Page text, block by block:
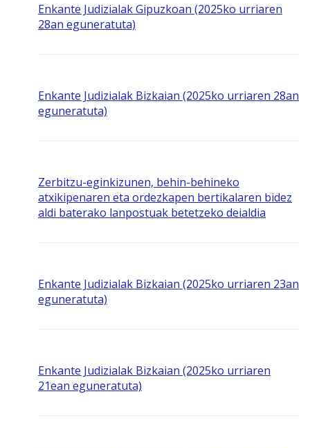
Enkante Judizialak Gipuzkoan (2025ko urriaren
28an eguneratuta)
Enkante Judizialak Bizkaian (2025ko urriaren 28an
eguneratuta)
Zerbitzu-eginkizunen, behin-behineko
atxikipenaren eta ordezkapen bertikalaren bidez
aldi baterako lanpostuak betetzeko deialdia
Enkante Judizialak Bizkaian (2025ko urriaren 23an
eguneratuta)
Enkante Judizialak Bizkaian (2025ko urriaren
21ean eguneratuta)